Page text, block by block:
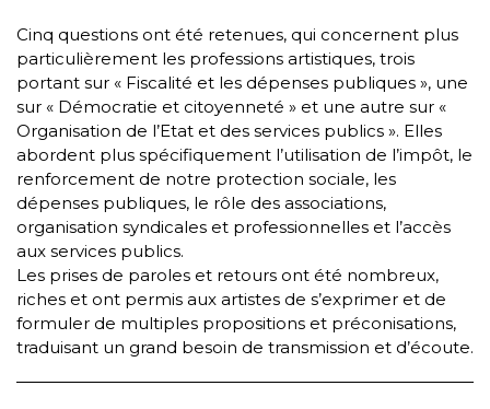
Cinq questions ont été retenues, qui concernent plus
particulièrement les professions artistiques, trois
portant sur « Fiscalité et les dépenses publiques », une
sur « Démocratie et citoyenneté » et une autre sur «
Organisation de l’Etat et des services publics ». Elles
abordent plus spécifiquement l’utilisation de l’impôt, le
renforcement de notre protection sociale, les
dépenses publiques, le rôle des associations,
organisation syndicales et professionnelles et l’accès
aux services publics.
Les prises de paroles et retours ont été nombreux,
riches et ont permis aux artistes de s’exprimer et de
formuler de multiples propositions et préconisations,
traduisant un grand besoin de transmission et d’écoute.